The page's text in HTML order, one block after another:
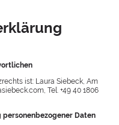
ist: Laura Siebeck, Am
Tel. +49 40 1806
Daten